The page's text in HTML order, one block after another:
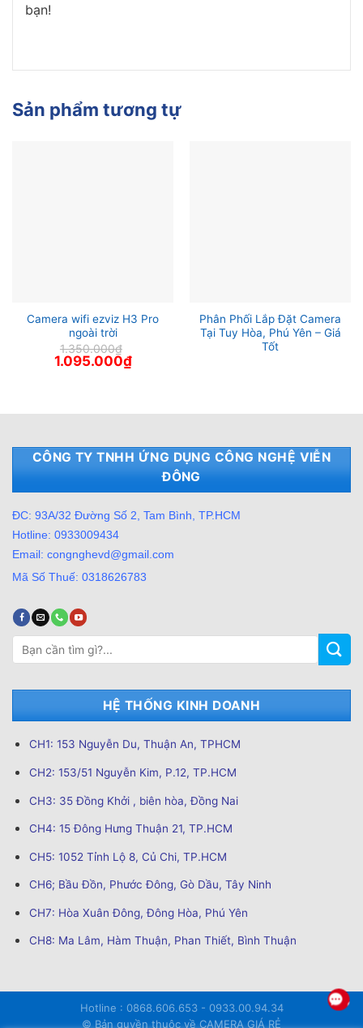
bạn!
Sản phẩm tương tự
Camera wifi ezviz H3 Pro
ngoài trời
1.350.000₫
Giá
gốc
1.095.000₫Giá
hiện
Phân Phối Lắp Đặt Camera
Tại Tuy Hòa, Phú Yên – Giá
Tốt
CÔNG TY TNHH ỨNG DỤNG CÔNG NGHỆ VIỄN
ĐÔNG
ĐC: 93A/32 Đường Số 2, Tam Bình, TP.HCM
Hotline: 0933009434
Email: congnghevd@gmail.com
Mã Số Thuế: 0318626783
Tìm
kiếm:
HỆ THỐNG KINH DOANH
CH1: 153 Nguyễn Du, Thuận An, TPHCM
CH2: 153/51 Nguyễn Kim, P.12, TP.HCM
CH3: 35 Đồng Khởi , biên hòa, Đồng Nai
CH4: 15 Đông Hưng Thuận 21, TP.HCM
CH5: 1052 Tỉnh Lộ 8, Củ Chi, TP.HCM
CH6; Bầu Đồn, Phước Đông, Gò Dầu, Tây Ninh
CH7: Hòa Xuân Đông, Đông Hòa, Phú Yên
CH8: Ma Lâm, Hàm Thuận, Phan Thiết, Bình Thuận
Hotline : 0868.606.653 - 0933.00.94.34
© Bản quyền thuộc về CAMERA GIÁ RẺ